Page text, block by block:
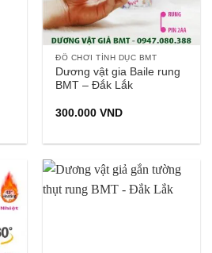
ĐỒ CHƠI TÌNH DỤC BMT
Dương vật gia Baile rung
BMT – Đắk Lắk
300.000VND